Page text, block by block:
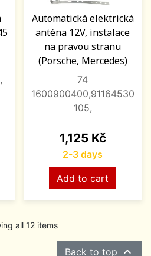
Automatická elektrická
anténa 12V, instalace
na pravou stranu
(Porsche, Mercedes)
74
1600900400,91164530
105,
Price
1,125 Kč
2-3 days
Add to cart
all 12 items
Back to top 